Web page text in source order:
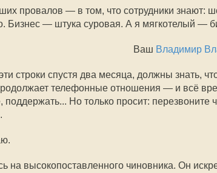
провалов — в том, что сотрудники знают:
Бизнес — штука суровая. А я мягкотелый —
Ваш Владимир
строки спустя два месяца, должны знать,
телефонные отношения — и всё
поддержать... Но только просит: перезвоните
на высокопоставленного чиновника. Он